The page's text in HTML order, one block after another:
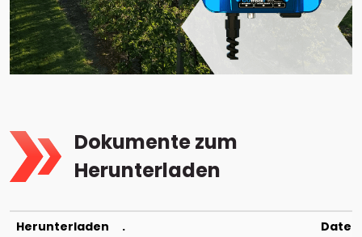
Dokumente zum
Herunterladen
Herunterladen .